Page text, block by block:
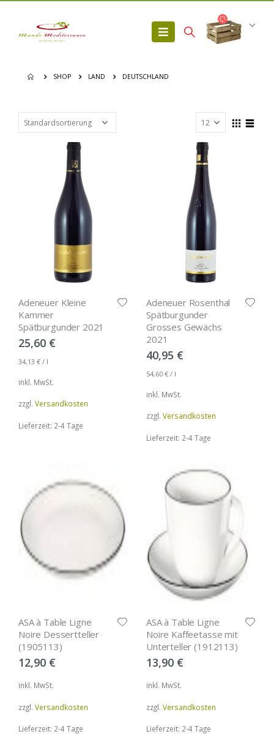
SHOP LAND DEUTSCHLAND
Adeneuer Kleine
Kammer
Spätburgunder 2021
25,60 €
34,13 € / l
inkl. MwSt.
zzgl. Versandkosten
Lieferzeit: 2-4 Tage
Adeneuer Rosenthal
Spätburgunder
Grosses Gewächs
2021
40,95 €
54,60 € / l
inkl. MwSt.
zzgl. Versandkosten
Lieferzeit: 2-4 Tage
ASA à Table Ligne
Noire Dessertteller
(1905113)
12,90 €
inkl. MwSt.
zzgl. Versandkosten
Lieferzeit: 2-4 Tage
ASA à Table Ligne
Noire Kaffeetasse mit
Unterteller (1912113)
13,90 €
inkl. MwSt.
zzgl. Versandkosten
Lieferzeit: 2-4 Tage